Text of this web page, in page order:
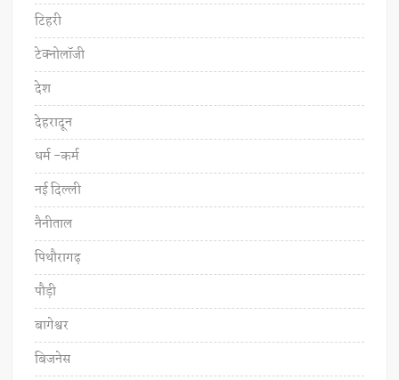
टिहरी
टेक्नोलॉजी
देश
देहरादून
धर्म -कर्म
नई दिल्ली
नैनीताल
पिथौरागढ़
पौड़ी
बागेश्वर
बिजनेस